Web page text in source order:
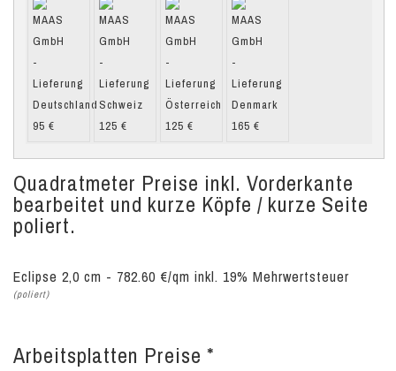
Quadratmeter Preise inkl. Vorderkante
bearbeitet und kurze Köpfe / kurze Seite
poliert.
Eclipse 2,0 cm - 782.60 €/qm inkl. 19% Mehrwertsteuer
(poliert)
Arbeitsplatten Preise *